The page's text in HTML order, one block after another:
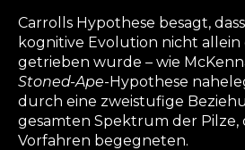
Carrolls Hypothese besagt,
kognitive Evolution nicht
getrieben wurde – wie
Stoned-Ape-Hypothese
durch eine zweistufige
gesamten Spektrum der Pilze,
Vorfahren begegneten.